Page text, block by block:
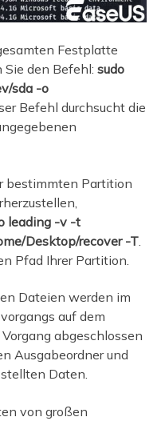
Festplatte
den Befehl: sudo
sda -o
Befehl durchsucht die
bestimmten Partition
leading -v -t
Desktop/recover -T.
Pfad Ihrer Partition.
Dateien werden im
auf dem
abgeschlossen
Ausgabeordner und
Daten.
von großen